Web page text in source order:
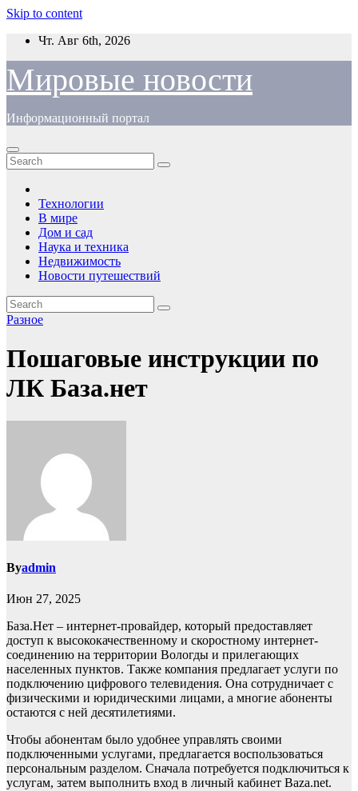
Skip to content
Чт. Авг 6th, 2026
Мировые новости
Информационный портал
Технологии
В мире
Дом и сад
Наука и техника
Недвижимость
Новости путешествий
Разное
Пошаговые инструкции по
ЛК База.нет
Byadmin
Июн 27, 2025
База.Нет – интернет-провайдер, который предоставляет
доступ к высококачественному и скоростному интернет-
соединению на территории Вологды и прилегающих
населенных пунктов. Также компания предлагает услуги по
подключению цифрового телевидения. Она сотрудничает с
физическими и юридическими лицами, а многие абоненты
остаются с ней десятилетиями.
Чтобы абонентам было удобнее управлять своими
подключенными услугами, предлагается воспользоваться
персональным разделом. Сначала потребуется подключиться к
услугам, затем выполнить вход в личный кабинет Baza.net.